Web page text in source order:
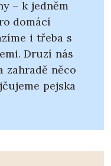
– k jedněm
domácí
i třeba s
Druzí nás
zahradě něco
pejska